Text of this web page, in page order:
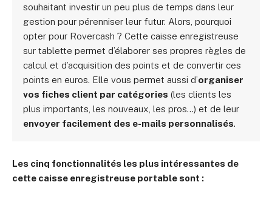
souhaitant investir un peu plus de temps dans leur
gestion pour pérenniser leur futur. Alors, pourquoi
opter pour Rovercash ? Cette caisse enregistreuse
sur tablette permet d’élaborer ses propres règles de
calcul et d’acquisition des points et de convertir ces
points en euros. Elle vous permet aussi d’organiser
vos fiches client par catégories (les clients les
plus importants, les nouveaux, les pros…) et de leur
envoyer facilement des e-mails personnalisés.
Les cinq fonctionnalités les plus intéressantes de
cette caisse enregistreuse portable sont :